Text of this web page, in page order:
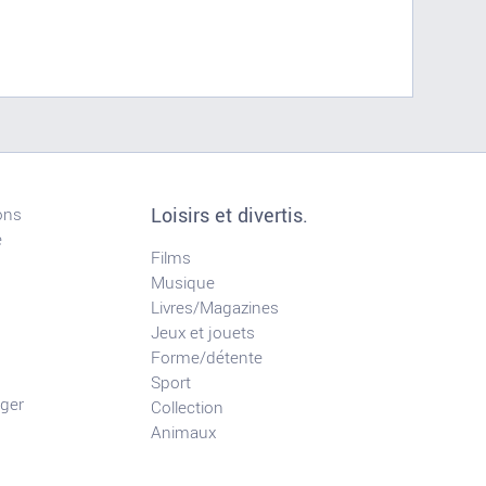
Loisirs et divertis.
Films
Musique
Livres/Magazines
Jeux et jouets
Forme/détente
Sport
Collection
Animaux